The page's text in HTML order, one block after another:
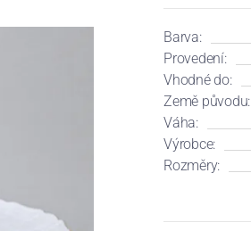
Barva:
Provedení:
Vhodné do:
Země původu:
Váha:
Výrobce:
Rozměry: